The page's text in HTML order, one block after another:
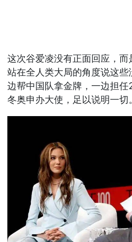
这次谷爱凌没有正面回应，而
站在全人类大局的角度说这些
边帮中国队拿金牌，一边担
冬奥申办大使，足以说明一切。